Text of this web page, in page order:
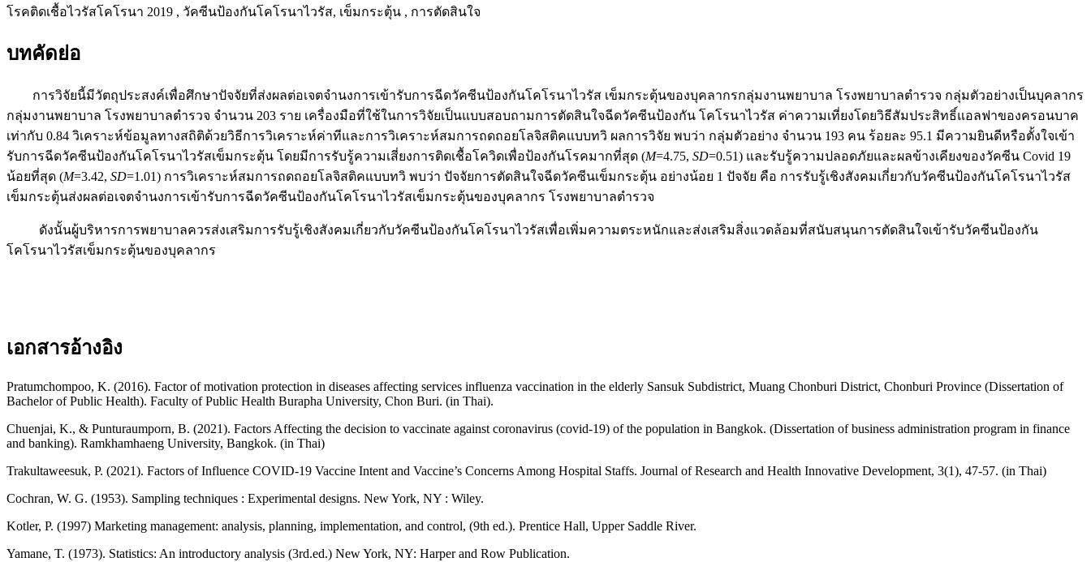
โรคติดเชื้อไวรัสโคโรนา 2019 , วัคซีนป้องกันโคโรนาไวรัส, เข็มกระตุ้น , การตัดสินใจ
บทคัดย่อ
การวิจัยนี้มีวัตถุประสงค์เพื่อศึกษาปัจจัยที่ส่งผลต่อเจตจำนงการเข้ารับการฉีดวัคซีนป้องกันโคโรนาไวรัส เข็มกระตุ้นของบุคลากรกลุ่มงานพยาบาล โรงพยาบาลตำรวจ กลุ่มตัวอย่างเป็นบุคลากร
กลุ่มงานพยาบาล โรงพยาบาลตำรวจ จำนวน 203 ราย เครื่องมือที่ใช้ในการวิจัยเป็นแบบสอบถามการตัดสินใจฉีดวัคซีนป้องกัน โคโรนาไวรัส ค่าความเที่ยงโดยวิธีสัมประสิทธิ์แอลฟาของครอนบาค
เท่ากับ 0.84 วิเคราะห์ข้อมูลทางสถิติด้วยวิธีการวิเคราะห์ค่าทีและการวิเคราะห์สมการถดถอยโลจิสติคแบบทวิ ผลการวิจัย พบว่า กลุ่มตัวอย่าง จำนวน 193 คน ร้อยละ 95.1 มีความยินดีหรือตั้งใจเข้า
รับการฉีดวัคซีนป้องกันโคโรนาไวรัสเข็มกระตุ้น โดยมีการรับรู้ความเสี่ยงการติดเชื้อโควิดเพื่อป้องกันโรคมากที่สุด (M=4.75, SD=0.51) และรับรู้ความปลอดภัยและผลข้างเคียงของวัคซีน Covid 19
น้อยที่สุด (M=3.42, SD=1.01) การวิเคราะห์สมการถดถอยโลจิสติคแบบทวิ พบว่า ปัจจัยการตัดสินใจฉีดวัคซีนเข็มกระตุ้น อย่างน้อย 1 ปัจจัย คือ การรับรู้เชิงสังคมเกี่ยวกับวัคซีนป้องกันโคโรนาไวรัส
เข็มกระตุ้นส่งผลต่อเจตจำนงการเข้ารับการฉีดวัคซีนป้องกันโคโรนาไวรัสเข็มกระตุ้นของบุคลากร โรงพยาบาลตำรวจ
ดังนั้นผู้บริหารการพยาบาลควรส่งเสริมการรับรู้เชิงสังคมเกี่ยวกับวัคซีนป้องกันโคโรนาไวรัสเพื่อเพิ่มความตระหนักและส่งเสริมสิ่งแวดล้อมที่สนับสนุนการตัดสินใจเข้ารับวัคซีนป้องกัน
โคโรนาไวรัสเข็มกระตุ้นของบุคลากร
เอกสารอ้างอิง
Pratumchompoo, K. (2016). Factor of motivation protection in diseases affecting services influenza vaccination in the elderly Sansuk Subdistrict, Muang Chonburi District, Chonburi Province (Dissertation of
Bachelor of Public Health). Faculty of Public Health Burapha University, Chon Buri. (in Thai).
Chuenjai, K., & Punturaumporn, B. (2021). Factors Affecting the decision to vaccinate against coronavirus (covid-19) of the population in Bangkok. (Dissertation of business administration program in finance
and banking). Ramkhamhaeng University, Bangkok. (in Thai)
Trakultaweesuk, P. (2021). Factors of Influence COVID-19 Vaccine Intent and Vaccine’s Concerns Among Hospital Staffs. Journal of Research and Health Innovative Development, 3(1), 47-57. (in Thai)
Cochran, W. G. (1953). Sampling techniques : Experimental designs. New York, NY : Wiley.
Kotler, P. (1997) Marketing management: analysis, planning, implementation, and control, (9th ed.). Prentice Hall, Upper Saddle River.
Yamane, T. (1973). Statistics: An introductory analysis (3rd.ed.) New York, NY: Harper and Row Publication.